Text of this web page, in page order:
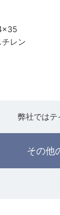
ン
弊社ではテ
その他